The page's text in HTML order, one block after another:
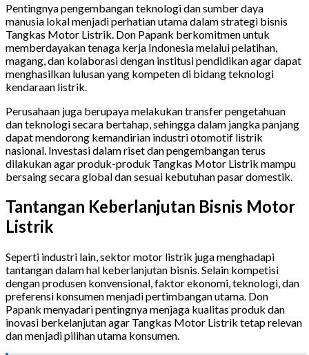
Pentingnya pengembangan teknologi dan sumber daya
manusia lokal menjadi perhatian utama dalam strategi bisnis
Tangkas Motor Listrik. Don Papank berkomitmen untuk
memberdayakan tenaga kerja Indonesia melalui pelatihan,
magang, dan kolaborasi dengan institusi pendidikan agar dapat
menghasilkan lulusan yang kompeten di bidang teknologi
kendaraan listrik.
Perusahaan juga berupaya melakukan transfer pengetahuan
dan teknologi secara bertahap, sehingga dalam jangka panjang
dapat mendorong kemandirian industri otomotif listrik
nasional. Investasi dalam riset dan pengembangan terus
dilakukan agar produk-produk Tangkas Motor Listrik mampu
bersaing secara global dan sesuai kebutuhan pasar domestik.
Tantangan Keberlanjutan Bisnis Motor
Listrik
Seperti industri lain, sektor motor listrik juga menghadapi
tantangan dalam hal keberlanjutan bisnis. Selain kompetisi
dengan produsen konvensional, faktor ekonomi, teknologi, dan
preferensi konsumen menjadi pertimbangan utama. Don
Papank menyadari pentingnya menjaga kualitas produk dan
inovasi berkelanjutan agar Tangkas Motor Listrik tetap relevan
dan menjadi pilihan utama konsumen.